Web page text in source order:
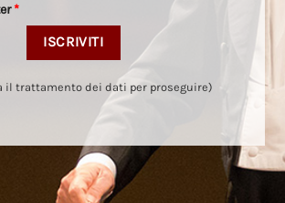
*
il trattamento dei dati per proseguire)